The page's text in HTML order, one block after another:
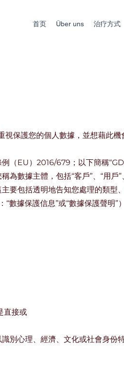
首页 Über uns 治疗方式
視保護您的個人數據，並想藉此
（EU）2016/679；以下簡稱
數據主體，包括“客戶”、“用戶”
要包括透明地告知您處理的類型
數據保護信息”或“數據保護聲明”
直接或
識別心理、經濟、文化或社會身份